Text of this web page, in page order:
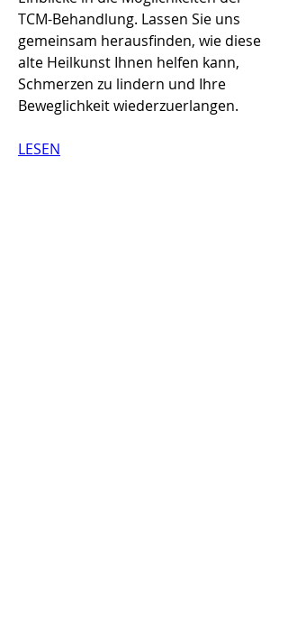
TCM-Behandlung. Lassen Sie uns
gemeinsam herausfinden, wie diese
alte Heilkunst Ihnen helfen kann,
Schmerzen zu lindern und Ihre
Beweglichkeit wiederzuerlangen.
LESEN